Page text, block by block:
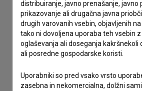
Stik z uredništvom
Spoštovani, s pomočjo spodnjega
stik z uredništvom Baze slovenskih
odzivov.
prijavljam napako
distribuiranje, javno prenašanje, javno
prikazovanje ali drugačna javna
drugih varovanih vsebin, objavljenih
tako ni dovoljena uporaba teh vsebin
oglaševanja ali doseganja kakršnekoli
ali posredne gospodarske koristi.
Uporabniki so pred vsako vrsto
zasebna in nekomercialna, dolžni